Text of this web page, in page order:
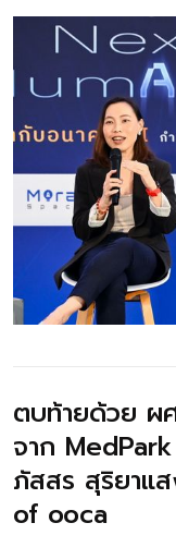
ตบท้ายด้วย ผ
จาก
ภัสสร สุริยาแ
of ooca